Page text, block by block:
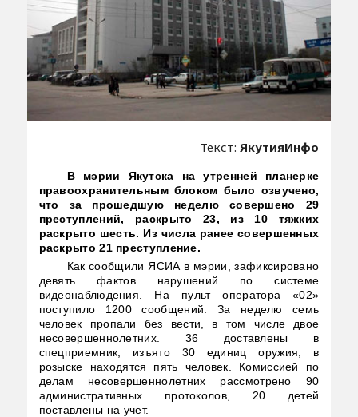
Текст: ЯкутияИнфо
В мэрии Якутска на утренней планерке
правоохранительным блоком было озвучено,
что за прошедшую неделю совершено 29
преступлений, раскрыто 23, из 10 тяжких
раскрыто шесть. Из числа ранее совершенных
раскрыто 21 преступление.
Как сообщили ЯСИА в мэрии, зафиксировано
девять фактов нарушений по системе
видеонаблюдения. На пульт оператора «02»
поступило 1200 сообщений. За неделю семь
человек пропали без вести, в том числе двое
несовершеннолетних. 36 доставлены в
спецприемник, изъято 30 единиц оружия, в
розыске находятся пять человек. Комиссией по
делам несовершеннолетних рассмотрено 90
административных протоколов, 20 детей
поставлены на учет.